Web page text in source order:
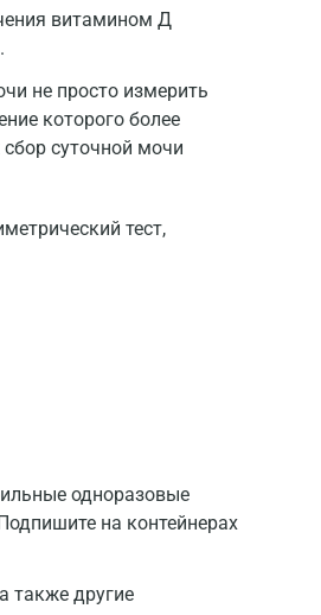
витамином Д
не просто измерить
которого более
суточной мочи
тест,
одноразовые
на контейнерах
также другие